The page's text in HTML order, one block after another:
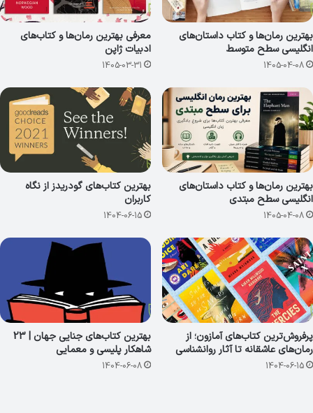
بهترین رمان‌ها و کتاب داستان‌های
انگلیسی سطح متوسط
1405-04-08
معرفی بهترین رمان‌ها و کتاب‌های
ادبیات ژاپن
1405-03-31
بهترین رمان‌ها و کتاب داستان‌های
انگلیسی سطح مبتدی
1405-04-08
بهترین کتاب‌های گودریدز از نگاه
کاربران
1404-06-15
پرفروش‌ترین کتاب‌های آمازون؛ از
رمان‌های عاشقانه تا آثار روانشناسی
1404-06-15
بهترین کتاب‌های جنایی جهان | 23
شاهکار پلیسی و معمایی
1404-06-08